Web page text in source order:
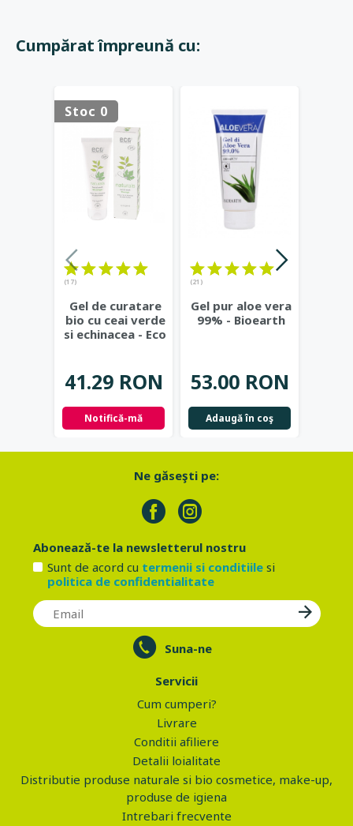
Cumpărat împreună cu:
Stoc 0
(17)
Gel de curatare
bio cu ceai verde
si echinacea - Eco
41.29 RON
Notifică-mă
(21)
Gel pur aloe vera
99% - Bioearth
53.00 RON
Adaugă în coş
Ne găseşti pe:
Abonează-te la newsletterul nostru
Sunt de acord cu termenii si conditiilesi
politica de confidentialitate
Suna-ne
Servicii
Cum cumperi?
Livrare
Conditii afiliere
Detalii loialitate
Distributie produse naturale si bio cosmetice, make-up,
produse de igiena
Intrebari frecvente